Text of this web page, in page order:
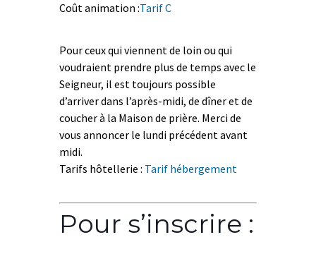
Coût animation :Tarif C
Pour ceux qui viennent de loin ou qui
voudraient prendre plus de temps avec le
Seigneur, il est toujours possible
d’arriver dans l’après-midi, de dîner et de
coucher à la Maison de prière. Merci de
vous annoncer le lundi précédent avant
midi.
Tarifs hôtellerie : Tarif hébergement
Pour s’inscrire :